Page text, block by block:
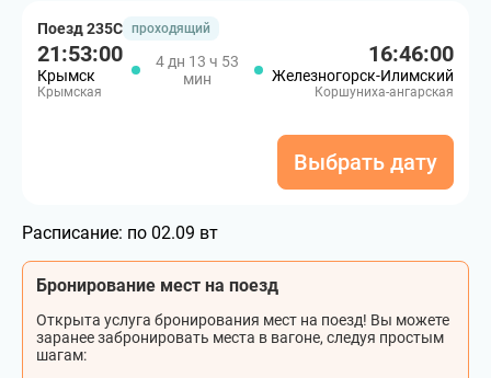
Поезд 235С проходящий
21:53:00
Крымск
Крымская
4 дн 13 ч 53
мин
16:46:00
Железногорск-Илимский
Коршуниха-ангарская
Выбрать дату
Расписание: по 02.09 вт
Бронирование мест на поезд
Открыта услуга бронирования мест на поезд! Вы можете
заранее забронировать места в вагоне, следуя простым
шагам: